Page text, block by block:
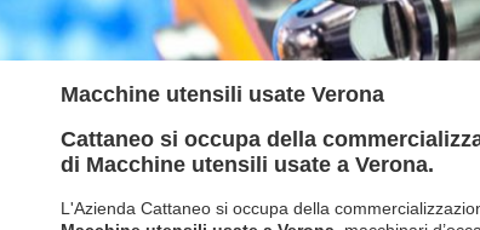
Macchine utensili usate Verona
Cattaneo si occupa della
di Macchine utensili usate a Verona.
L'Azienda Cattaneo si occupa della